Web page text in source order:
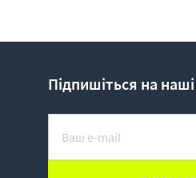
Підпишіться на